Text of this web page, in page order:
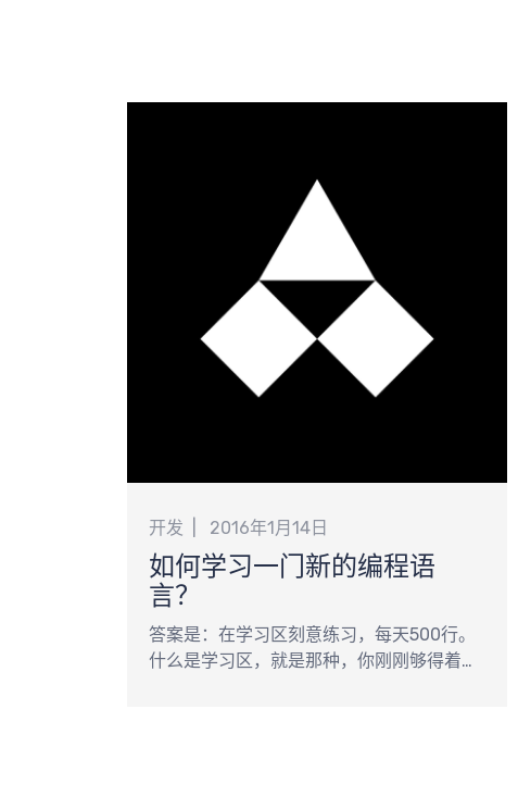
开发 2016年1月14日
如何学习一门新的编程语
言？
答案是：在学习区刻意练习，每天500行。
什么是学习区，就是那种，你刚刚够得着，